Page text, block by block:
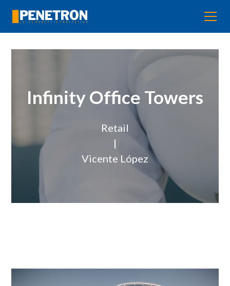
Infinity Office Towers
Retail
|
Vicente López